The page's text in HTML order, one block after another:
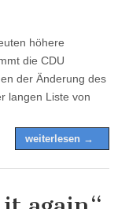
höhere
die CDU
der Änderung des
langen Liste von
weiterlesen →